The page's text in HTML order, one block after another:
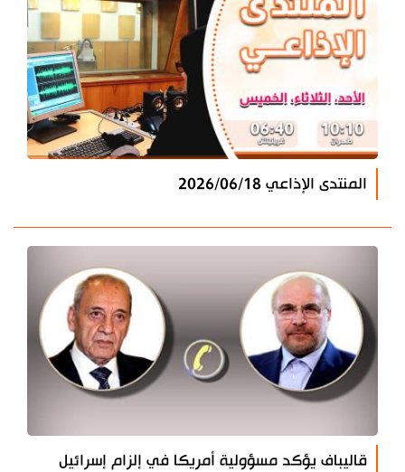
المنتدى الإذاعي 2026/06/18
قاليباف يؤكد مسؤولية أمريكا في إلزام إسرائيل